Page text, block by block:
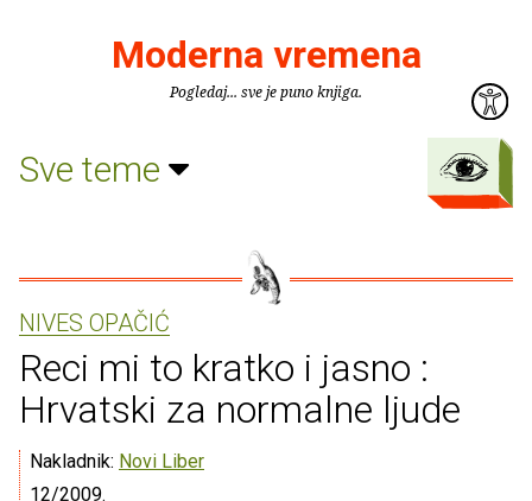
Moderna vremena
Pogledaj... sve je puno knjiga.
Sve teme
NIVES OPAČIĆ
Reci mi to kratko i jasno :
Hrvatski za normalne ljude
Nakladnik: Novi Liber
12/2009.